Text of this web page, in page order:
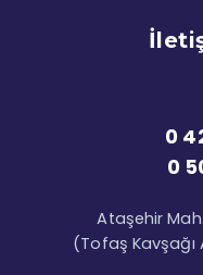
0
0
Ataşehir
(Tofaş Kavşağı